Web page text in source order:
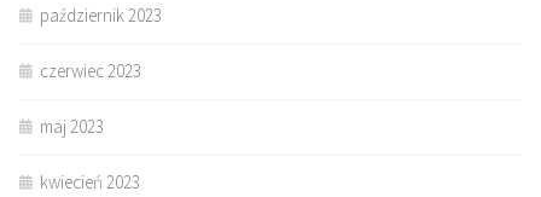
październik 2023
czerwiec 2023
maj 2023
kwiecień 2023